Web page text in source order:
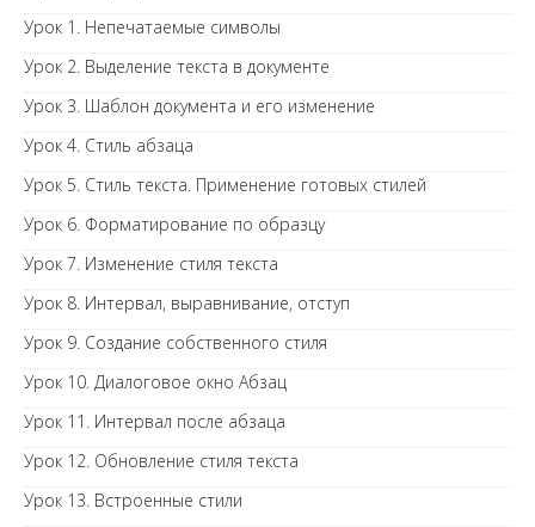
Урок 1. Непечатаемые символы
Урок 2. Выделение текста в документе
Урок 3. Шаблон документа и его изменение
Урок 4. Стиль абзаца
Урок 5. Стиль текста. Применение готовых стилей
Урок 6. Форматирование по образцу
Урок 7. Изменение стиля текста
Урок 8. Интервал, выравнивание, отступ
Урок 9. Создание собственного стиля
Урок 10. Диалоговое окно Абзац
Урок 11. Интервал после абзаца
Урок 12. Обновление стиля текста
Урок 13. Встроенные стили